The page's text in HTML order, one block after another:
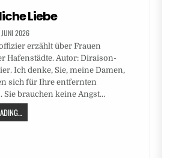
Liebe
JUNI 2026
erzählt über Frauen
Hafenstädte. Autor: Diraison-
Ich denke, Sie, meine Damen,
sich für Ihre entfernten
Sie brauchen keine Angst…